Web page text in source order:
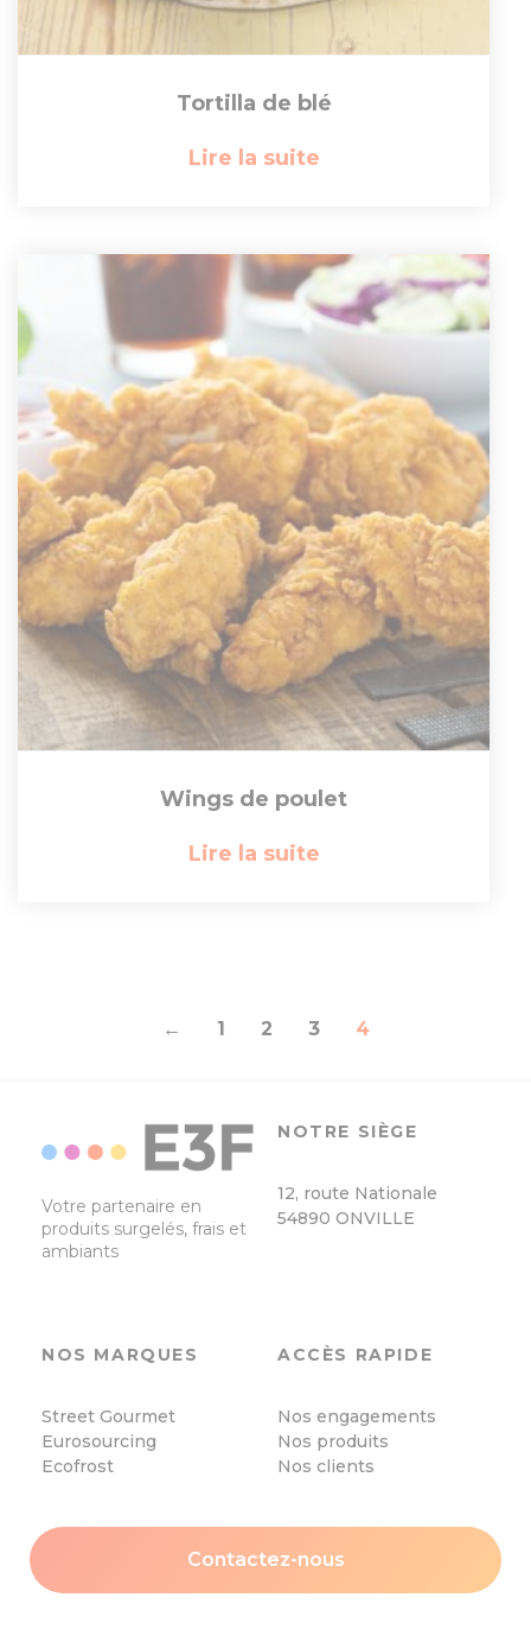
Tortilla de blé
Lire la suite
Wings de poulet
Lire la suite
← 1 2 3 4
Votre partenaire en
produits surgelés, frais et
ambiants
NOTRE SIÈGE
12, route Nationale
54890 ONVILLE
NOS MARQUES
Street Gourmet
Eurosourcing
Ecofrost
ACCÈS RAPIDE
Nos engagements
Nos produits
Nos clients
Contactez-nous